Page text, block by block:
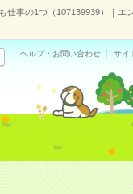
仕事の1つ（107139939）｜エ
ヘルプ・お問い合わせ サイ